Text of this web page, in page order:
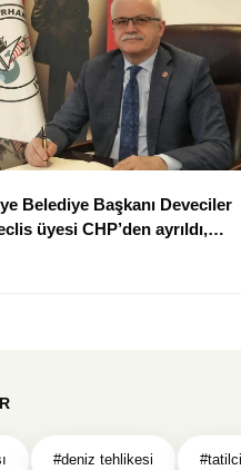
Belediye Başkanı Deveciler
üyesi CHP’den ayrıldı,
#deniz tehlikesi